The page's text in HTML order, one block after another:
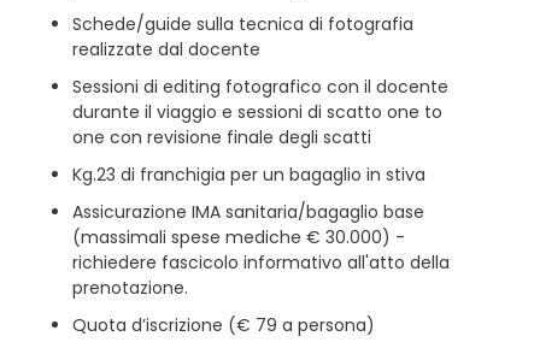
Schede/guide sulla tecnica di fotografia
realizzate dal docente
Sessioni di editing fotografico con il docente
durante il viaggio e sessioni di scatto one to
one con revisione finale degli scatti
Kg.23 di franchigia per un bagaglio in stiva
Assicurazione IMA sanitaria/bagaglio base
(massimali spese mediche € 30.000) -
richiedere fascicolo informativo all'atto della
prenotazione.
Quota d’iscrizione (€ 79 a persona)